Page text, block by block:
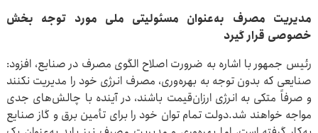
مدیریت مصرف به‌عنوان مسئولیتی ملی مورد توجه بخش
خصوصی قرار گیرد
رئیس جمهور با اشاره به ضرورت اصلاح الگوی مصرف در صنایع، افزود:
صنایعی که بدون توجه به بهره‌وری، مصرف انرژی خود را مدیریت نکنند
و صرفاً متکی به انرژی ارزان‌قیمت باشند، در آینده با چالش‌های جدی
مواجه خواهند شد.دولت تمام توان خود را برای تأمین برق و گاز صنایع